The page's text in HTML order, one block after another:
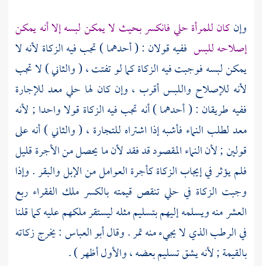
وإنكان للمرأة حلي فانكسر بحيث لا يمكن لبسه إلا أنه يمكن
إصلاحه للبس ففيه قولان : ( أحدهما ) تجب فيه الزكاة لأنه لا
يمكن لبسه فوجبت فيه الزكاة كما لو تفتت ، ( والثاني ) لا تجب
لأنه للإصلاح واللبس أقرب ، وإن كان لها حلي معد للإجارة
ففيه طريقان : ( أحدهما ) أنه تجب فيه الزكاة قولا واحدا ; لأنه
معد لطلب النماء فأشبه إذا اشتراه للتجارة ، ( والثاني ) أنه على
قولين ; لأن النماء المقصود قد فقد لأن ما يحصل من الأجرة قليل
فلم يؤثر في إيجاب الزكاة كأجرة العوامل من الإبل والبقر . وإذا
وجبت الزكاة في حلي تنقص قيمته بالكسر ملك الفقراء ربع
العشر منه ويسلمه إليهم بتسليم مثله ليستقر ملكهم عليه كما قلنا
في الرطب الذي لا يجيء منه تمر . وقالأبو العباس: يخرج زكاته
بالقيمة ; لأنه يشق تسليم بعضه ، والأول أظهر ) .